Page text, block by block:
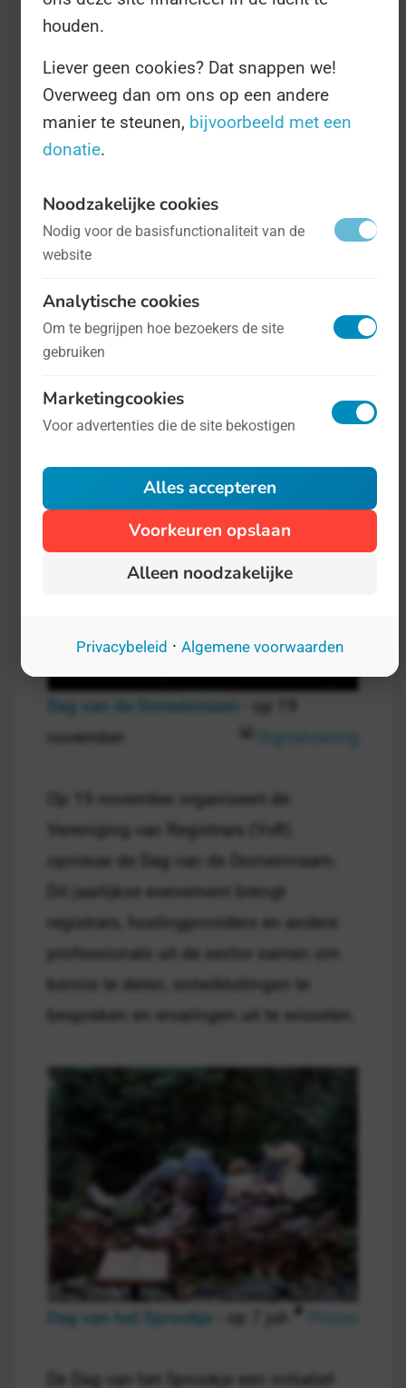
Dag van de Chemische Logistiek- op 28
september
Economie
rondom stikstofuitstoot en een rap
verzengende aarde is de chemische
industrie nou niet bepaald een populaire
de belangrijkste sectoren van onze
economie', schrijft de
de export en het belang voor de gehele
Dag van de Domeinnaam
november
Op 19 november organiseert de
Vereniging van Registrars (VvR)
opnieuw de Dag van de Domeinnaam.
Dit jaarlijkse evenement brengt
registrars, hostingproviders en andere
professionals uit de sector samen om
kennis te delen, ontwikkelingen te
bespreken en ervaringen uit te wisselen.
Dag van het Sprookje - op 7 juli
De Dag van het Sprookje een initiatief
houden.
Liever geen cookies? Dat snappen we!
Overweeg dan om ons op een andere
manier te steunen, bijvoorbeeld met een
donatie.
Noodzakelijke cookies
Nodig voor de basisfunctionaliteit van de
website
Analytische cookies
Om te begrijpen hoe bezoekers de site
gebruiken
Marketingcookies
Voor advertenties die de site bekostigen
Alles accepteren
Voorkeuren opslaan
Alleen noodzakelijke
Privacybeleid · Algemene voorwaarden